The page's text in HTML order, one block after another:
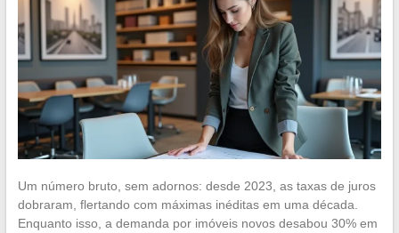
Um número bruto, sem adornos: desde 2023, as taxas de juros
dobraram, flertando com máximas inéditas em uma década.
Enquanto isso, a demanda por imóveis novos desabou 30% em